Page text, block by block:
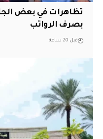
تظاهرات في بعض
بصرف الرواتب
قبل 20 ساعة